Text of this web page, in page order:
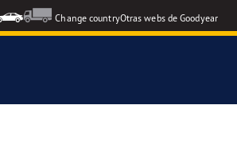
Change countryOtras webs de Goodyear